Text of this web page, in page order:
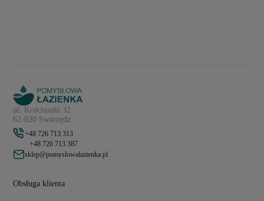
ul. Kościuszki 32
62-020 Swarzędz
+48 726 713 313
+48 726 713 387
sklep@pomyslowalazienka.pl
Obsługa klienta